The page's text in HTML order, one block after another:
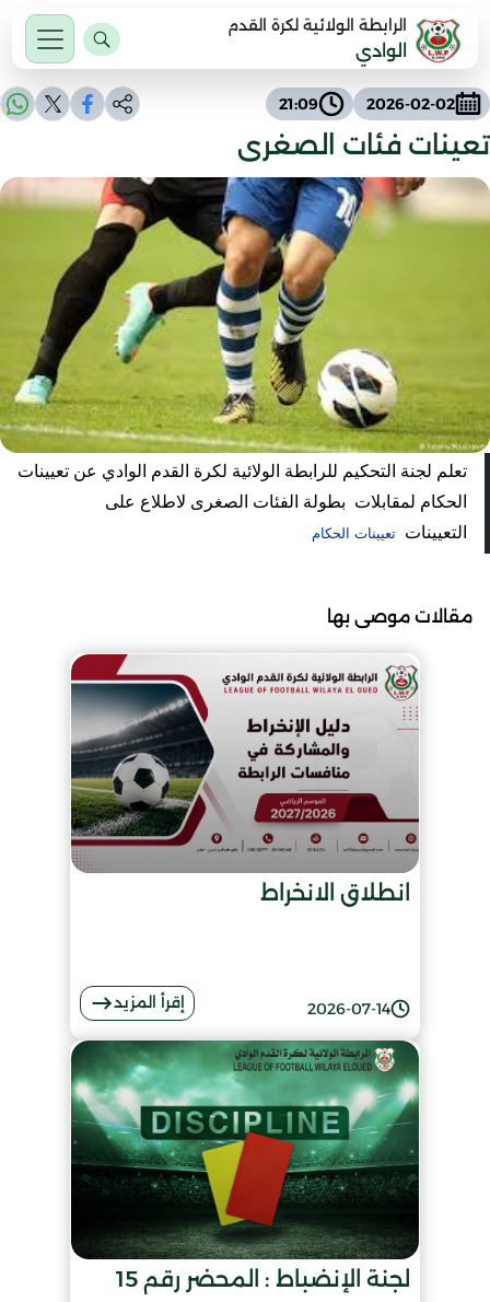
الرابطة الولائية لكرة القدم
الوادي
2026-02-02
21:09
تعينات فئات الصغرى
تعلم لجنة التحكيم للرابطة الولائية لكرة القدم الوادي عن تعيينات
الحكام لمقابلات بطولة الفئات الصغرى لاطلاع على
التعيينات تعيينات الحكام
مقالات موصى بها
انطلاق الانخراط
2026-07-14 إقرأ المزيد
لجنة الإنضباط : المحضر رقم 15